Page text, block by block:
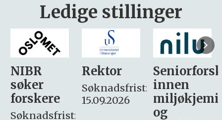
Ledige stillinger
Rektor
Søknadsfrist:
15.09.2026
Seniorforsker
innen
miljøkjemi
søker
– fast